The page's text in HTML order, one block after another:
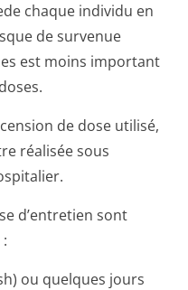
chaque individu en
de survenue
est moins important
de dose utilisé,
réalisée sous
d’entretien sont
ou quelques jours